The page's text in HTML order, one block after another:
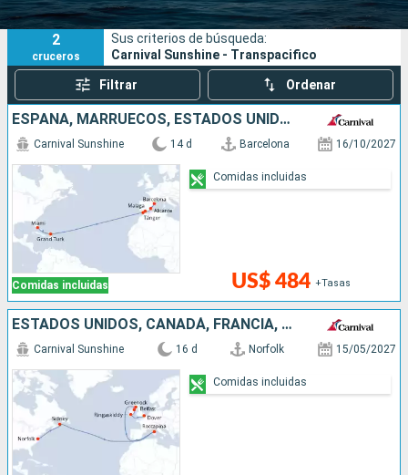
Puertos Compañías
Buscar
2
cruceros
Sus criterios de búsqueda:
Carnival Sunshine - Transpacifico
Filtrar Ordenar
ESPAÑA, MARRUECOS, ESTADOS UNIDOS
Comidas incluidas
Carnival Sunshine 14 d Barcelona 16/10/2027
US$ 484 +Tasas
Comidas incluidas
ESTADOS UNIDOS, CANADÁ, FRANCIA, REINO UNIDO, IRLANDA
Carnival Sunshine 16 d Norfolk 15/05/2027
Comidas incluidas